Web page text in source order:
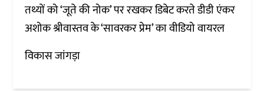
तथ्यों को ‘जूते की नोक’ पर रखकर डिबेट करते डीडी एंकर
अशोक श्रीवास्तव के ‘सावरकर प्रेम’ का वीडियो वायरल
विकास जांगड़ा